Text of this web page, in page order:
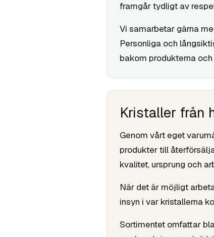
framgår tydligt av
Vi samarbetar gärna
Personliga och
bakom produkterna
Kristaller från
Genom vårt eget
produkter till
kvalitet, ursprung och
När det är möjligt
insyn i var kristallerna
Sortimentet omfattar